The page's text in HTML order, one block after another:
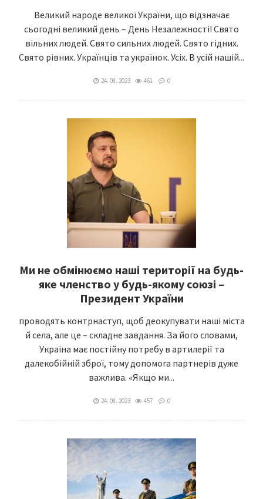
Великий народе великої України, що відзначає
сьогодні великий день – День Незалежності! Свято
вільних людей. Свято сильних людей. Свято гідних.
Свято рівних. Українців та українок. Усіх. В усій нашій...
24. 08. 2023 461 0
Ми не обмінюємо наші території на будь-
яке членство у будь-якому союзі –
Президент України
проводять контрнаступ, щоб деокупувати наші міста
й села, але це – складне завдання. За його словами,
Україна має постійну потребу в артилерії та
далекобійній зброї, тому допомога партнерів дуже
важлива. «Якщо ми...
24. 08. 2023 457 0